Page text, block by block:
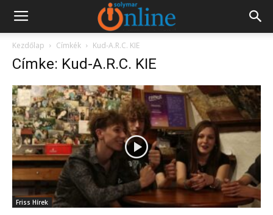
Kezdőlap Címkék Kud-A.R.C. KIE
Címke: Kud-A.R.C. KIE
Friss Hírek